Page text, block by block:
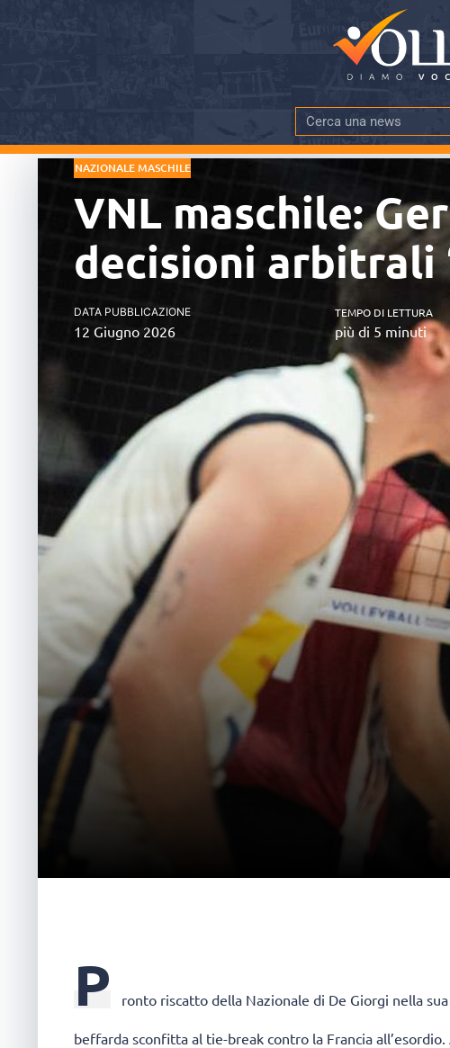
NAZIONALE MASCHILE
VNL maschile:
decisioni arbitrali
DATA PUBBLICAZIONE
12 Giugno 2026
TEMPO DI LETTURA
più di 5 minuti
P ronto riscatto della Nazionale di De Giorgi nella
beffarda sconfitta al tie-break contro la Francia